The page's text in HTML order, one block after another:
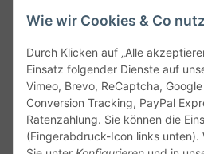
Wie wir Cookies & Co
Durch Klicken auf „Alle
Einsatz folgender Dienste auf
Vimeo, Brevo, ReCaptcha,
Conversion Tracking, PayPal
Ratenzahlung. Sie können die
(Fingerabdruck-Icon links unten).
Service
Gesetzliche Informationen
Alle technischen Angaben ohne